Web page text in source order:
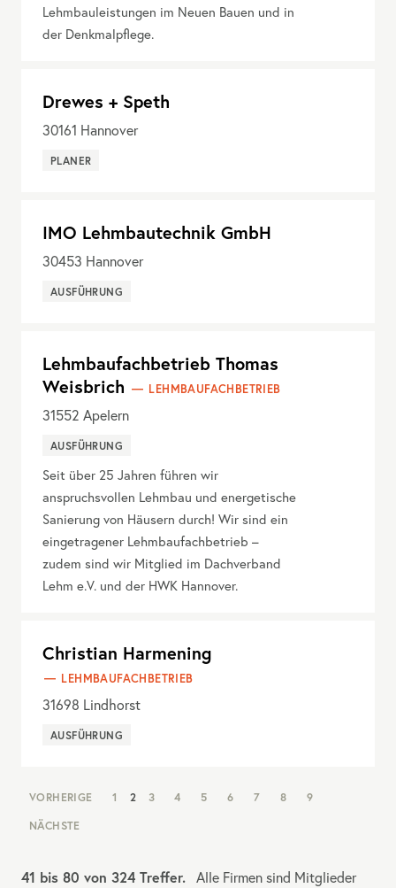
Lehmbauleistungen im Neuen Bauen und in
der Denkmalpflege.
Drewes + Speth
30161 Hannover
PLANER
IMO Lehmbautechnik GmbH
30453 Hannover
AUSFÜHRUNG
Lehmbaufachbetrieb Thomas
Weisbrich
LEHMBAUFACHBETRIEB
31552 Apelern
AUSFÜHRUNG
Seit über 25 Jahren führen wir
anspruchsvollen Lehmbau und energetische
Sanierung von Häusern durch! Wir sind ein
eingetragener Lehmbaufachbetrieb –
zudem sind wir Mitglied im Dachverband
Lehm e.V. und der HWK Hannover.
Christian Harmening
LEHMBAUFACHBETRIEB
31698 Lindhorst
AUSFÜHRUNG
NAV:
VORHERIGE 1 2 3 4 5 6 7 8
9
NÄCHSTE
41 bis 80 von 324 Treffer. Alle Firmen sind Mitglieder